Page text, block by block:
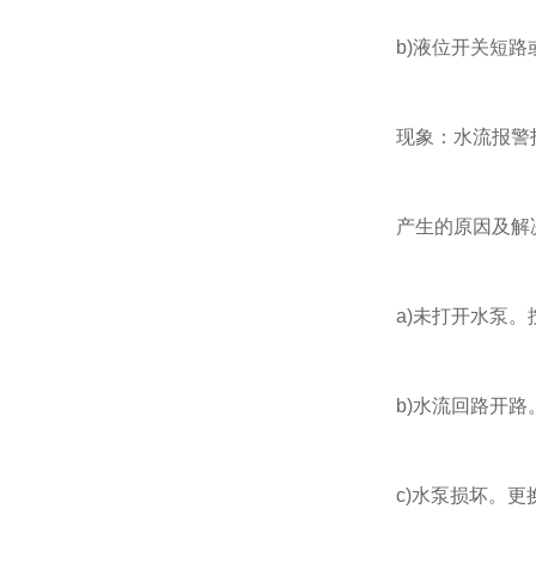
b)液位开关短路
现象：水流报警
产生的原因及解
a)未打开水泵。
b)水流回路开路
c)水泵损坏。更